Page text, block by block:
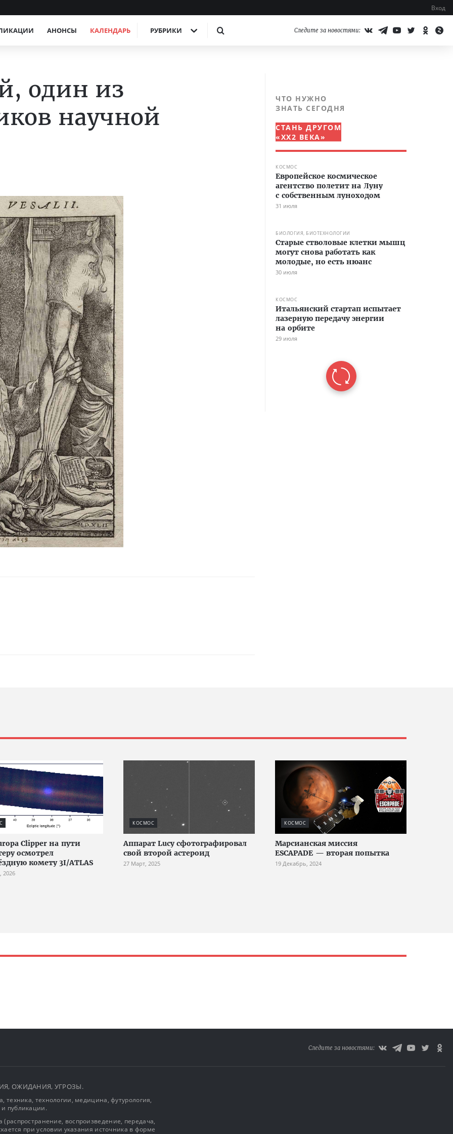
Вход
АНОНСЫ КАЛЕНДАРЬ РУБРИКИ Следите за новостями:
один из
научной
ЧТО НУЖНО
ЗНАТЬ СЕГОДНЯ
СТАНЬ ДРУГОМ
«XX2 ВЕКА»
КОСМОС
Европейское космическое
агентство полетит на Луну
с собственным луноходом
31 июля
БИОЛОГИЯ, БИОТЕХНОЛОГИИ
Старые стволовые клетки мышц
могут снова работать как
молодые, но есть нюанс
30 июля
КОСМОС
Итальянский стартап испытает
лазерную передачу энергии
на орбите
29 июля
Clipper на пути
осмотрел
комету 3I/ATLAS
2026
КОСМОС
Аппарат Lucy сфотографировал
свой второй астероид
27 Март, 2025
КОСМОС
Марсианская миссия
ESCAPADE — вторая попытка
19 Декабрь, 2024
Следите за новостями:
ОЖИДАНИЯ, УГРОЗЫ.
техника, технологии, медицина, футурология,
публикации.
воспроизведение, передача,
при условии указания источника в форме